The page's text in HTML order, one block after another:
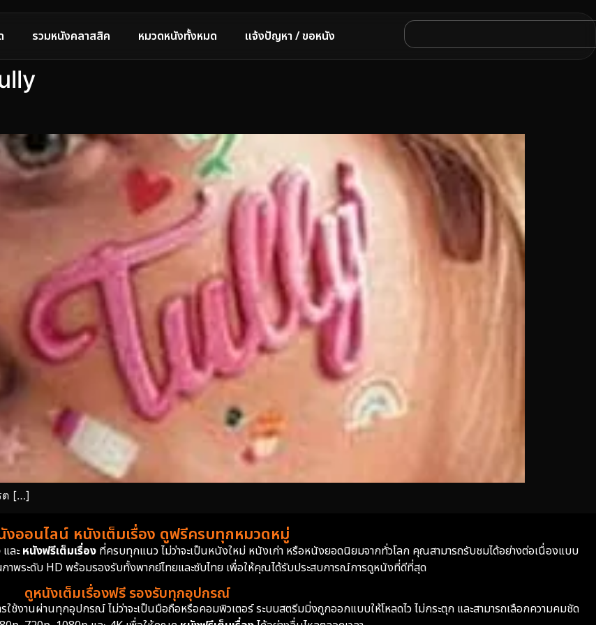
รวมหนังคลาสสิค หมวดหนังทั้งหมด แจ้งปัญหา / ขอหนัง
ต […]
งออนไลน์ หนังเต็มเรื่อง ดูฟรีครบทุกหมวดหมู่
และหนังฟรีเต็มเรื่องที่ครบทุกแนว ไม่ว่าจะเป็นหนังใหม่ หนังเก่า หรือหนังยอดนิยมจากทั่วโลก คุณสามารถรับชมได้อย่างต่อเนื่องแบบ
าพระดับ HD พร้อมรองรับทั้งพากย์ไทยและซับไทย เพื่อให้คุณได้รับประสบการณ์การดูหนังที่ดีที่สุด
ดูหนังเต็มเรื่องฟรี รองรับทุกอุปกรณ์
รใช้งานผ่านทุกอุปกรณ์ ไม่ว่าจะเป็นมือถือหรือคอมพิวเตอร์ ระบบสตรีมมิ่งถูกออกแบบให้โหลดไว ไม่กระตุก และสามารถเลือกความคมชัด